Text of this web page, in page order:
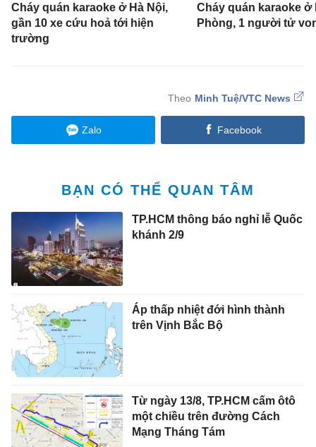
Cháy quán karaoke ở Hà Nội,
gần 10 xe cứu hoả tới hiện
trường
Cháy quán karaoke ở
Phòng, 1 người tử
Minh Tuệ/VTC News
Zalo Facebook
BẠN CÓ THỂ QUAN TÂM
TP.HCM thông báo nghỉ lễ Quốc
khánh 2/9
Áp thấp nhiệt đới hình thành
trên Vịnh Bắc Bộ
Từ ngày 13/8, TP.HCM cấm ôtô
một chiều trên đường Cách
Mạng Tháng Tám